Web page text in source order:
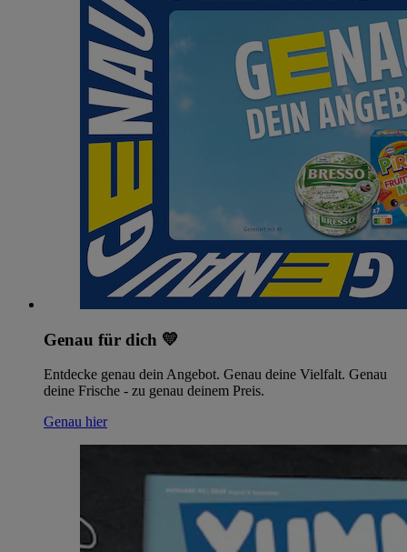
Genau für dich 💛
Entdecke genau dein Angebot. Genau deine Vielfalt. Genau
deine Frische - zu genau deinem Preis.
Genau hier